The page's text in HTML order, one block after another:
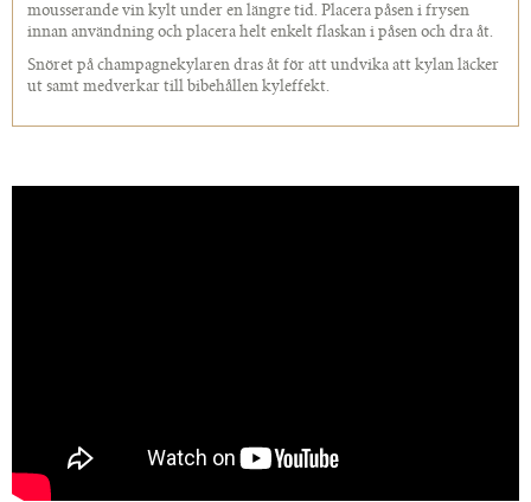
mousserande vin kylt under en längre tid. Placera påsen i frysen
innan användning och placera helt enkelt flaskan i påsen och dra åt.
Snöret på champagnekylaren dras åt för att undvika att kylan läcker
ut samt medverkar till bibehållen kyleffekt.